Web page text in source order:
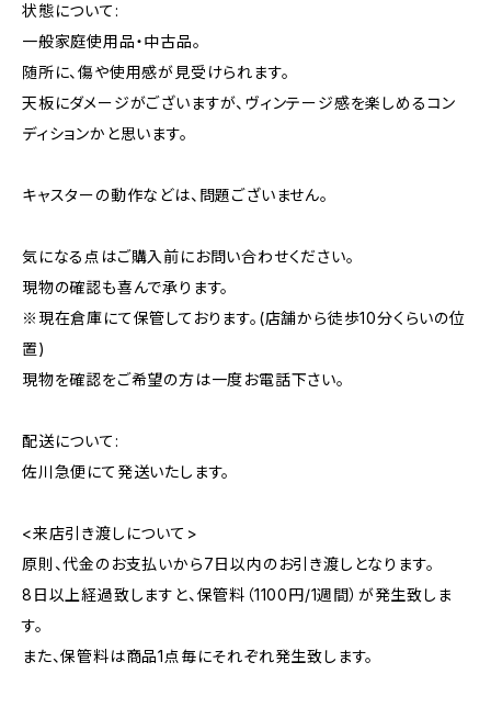
状態について:
一般家庭使用品・中古品。
随所に、傷や使用感が見受けられます。
天板にダメージがございますが、ヴィンテージ感を楽しめるコン
ディションかと思います。
キャスターの動作などは、問題ございません。
気になる点はご購入前にお問い合わせください。
現物の確認も喜んで承ります。
※現在倉庫にて保管しております。(店舗から徒歩10分くらいの位
置)
現物を確認をご希望の方は一度お電話下さい。
配送について:
佐川急便にて発送いたします。
<来店引き渡しについて>
原則、代金のお支払いから7日以内のお引き渡しとなります。
8日以上経過致しますと、保管料（1100円/1週間）が発生致しま
す。
また、保管料は商品1点毎にそれぞれ発生致します。